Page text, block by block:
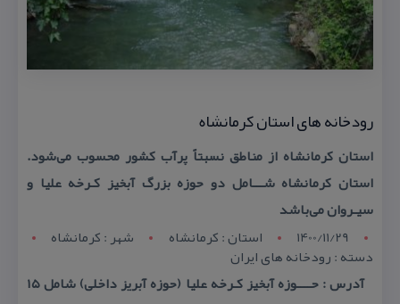
رودخانه های استان كرمانشاه
استان كرمانشاه از مناطق نسبتاً پرآب كشور محسوب می‌شود.
استان كرمانشاه شـــامل دو حوزه بزرگ آبخیز كـرخه علیا و
سیـروان می‌باشد
1400/11/29
استان : کرمانشاه شهر : کرمانشاه
دسته : رودخانه های ایران
آدرس : حــــوزه آبخیز كـرخه علیا (حوزه آبریز داخلی) شامل ۱۵